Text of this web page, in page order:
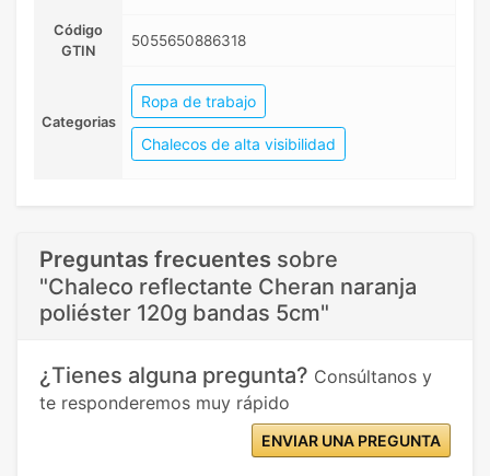
Código
GTIN
5055650886318
Categorias
Ropa de trabajo
Chalecos de alta visibilidad
Preguntas frecuentes sobre
"Chaleco reflectante Cheran naranja
poliéster 120g bandas 5cm"
¿Tienes alguna pregunta? Consúltanos y
te responderemos muy rápido
ENVIAR UNA PREGUNTA